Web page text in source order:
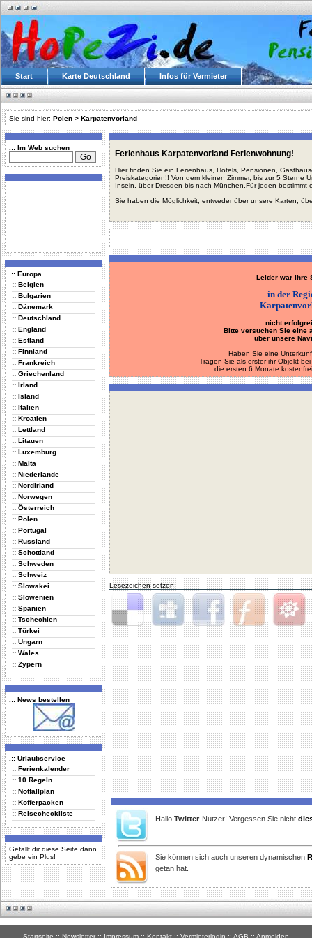
Start Karte Deutschland Infos für Vermieter
Sie sind hier: Polen > Karpatenvorland
.:: Im Web suchen
.:: Europa
:: Belgien
:: Bulgarien
:: Dänemark
:: Deutschland
:: England
:: Estland
:: Finnland
:: Frankreich
:: Griechenland
:: Irland
:: Island
:: Italien
:: Kroatien
:: Lettland
:: Litauen
:: Luxemburg
:: Malta
:: Niederlande
:: Nordirland
:: Norwegen
:: Österreich
:: Polen
:: Portugal
:: Russland
:: Schottland
:: Schweden
:: Schweiz
:: Slowakei
:: Slowenien
:: Spanien
:: Tschechien
:: Türkei
:: Ungarn
:: Wales
:: Zypern
.:: News bestellen
.:: Urlaubservice
:: Ferienkalender
:: 10 Regeln
:: Notfallplan
:: Kofferpacken
:: Reisecheckliste
Gefällt dir diese Seite dann
gebe ein Plus!
Ferienhaus Karpatenvorland Ferienwohnung!
Hier finden Sie ein Ferienhaus, Hotels, Pensionen,
Preiskategorien!! Von dem kleinen Zimmer, bis zur 5 Sterne
Inseln, über Dresden bis nach München.Für jeden bestimmt
Sie haben die Möglichkeit, entweder über unsere Karten,
Leider war ihre
in der
nicht
Bitte versuchen Sie eine
über unsere
Haben Sie eine
Tragen Sie als erster ihr Objekt
die ersten 6 Monate
Lesezeichen setzen:
Delicious Digg Facebook Furl StudiVZ
Hallo Twitter-Nutzer! Vergessen Sie nicht
Sie können sich auch unseren dynamischen
getan hat.
Startseite :: Newsletter :: Impressum :: Kontakt :: Vermieterlogin :: AGB :: Anmelden